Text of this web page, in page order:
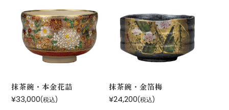
抹茶碗・本金花詰
¥33,000(税込)
抹茶碗・金箔梅
¥24,200(税込)